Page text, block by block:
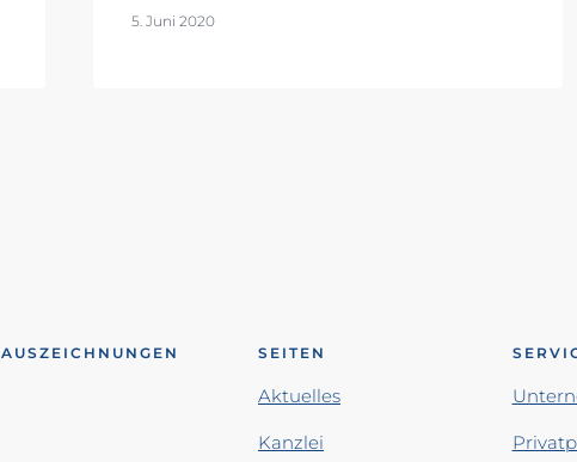
5. Juni 2020
AUSZEICHNUNGEN SEITEN
Aktuelles
Kanzlei